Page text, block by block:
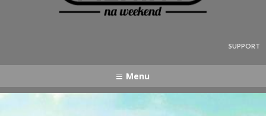
SUPPORT
Menu